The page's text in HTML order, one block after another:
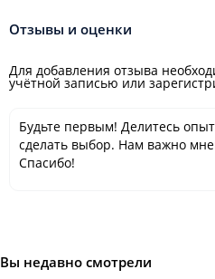
Отзывы и оценки
Для добавления отзыва
учётной записью или
Будьте первым! Делитесь
сделать выбор. Нам важно
Спасибо!
Вы недавно смотрели